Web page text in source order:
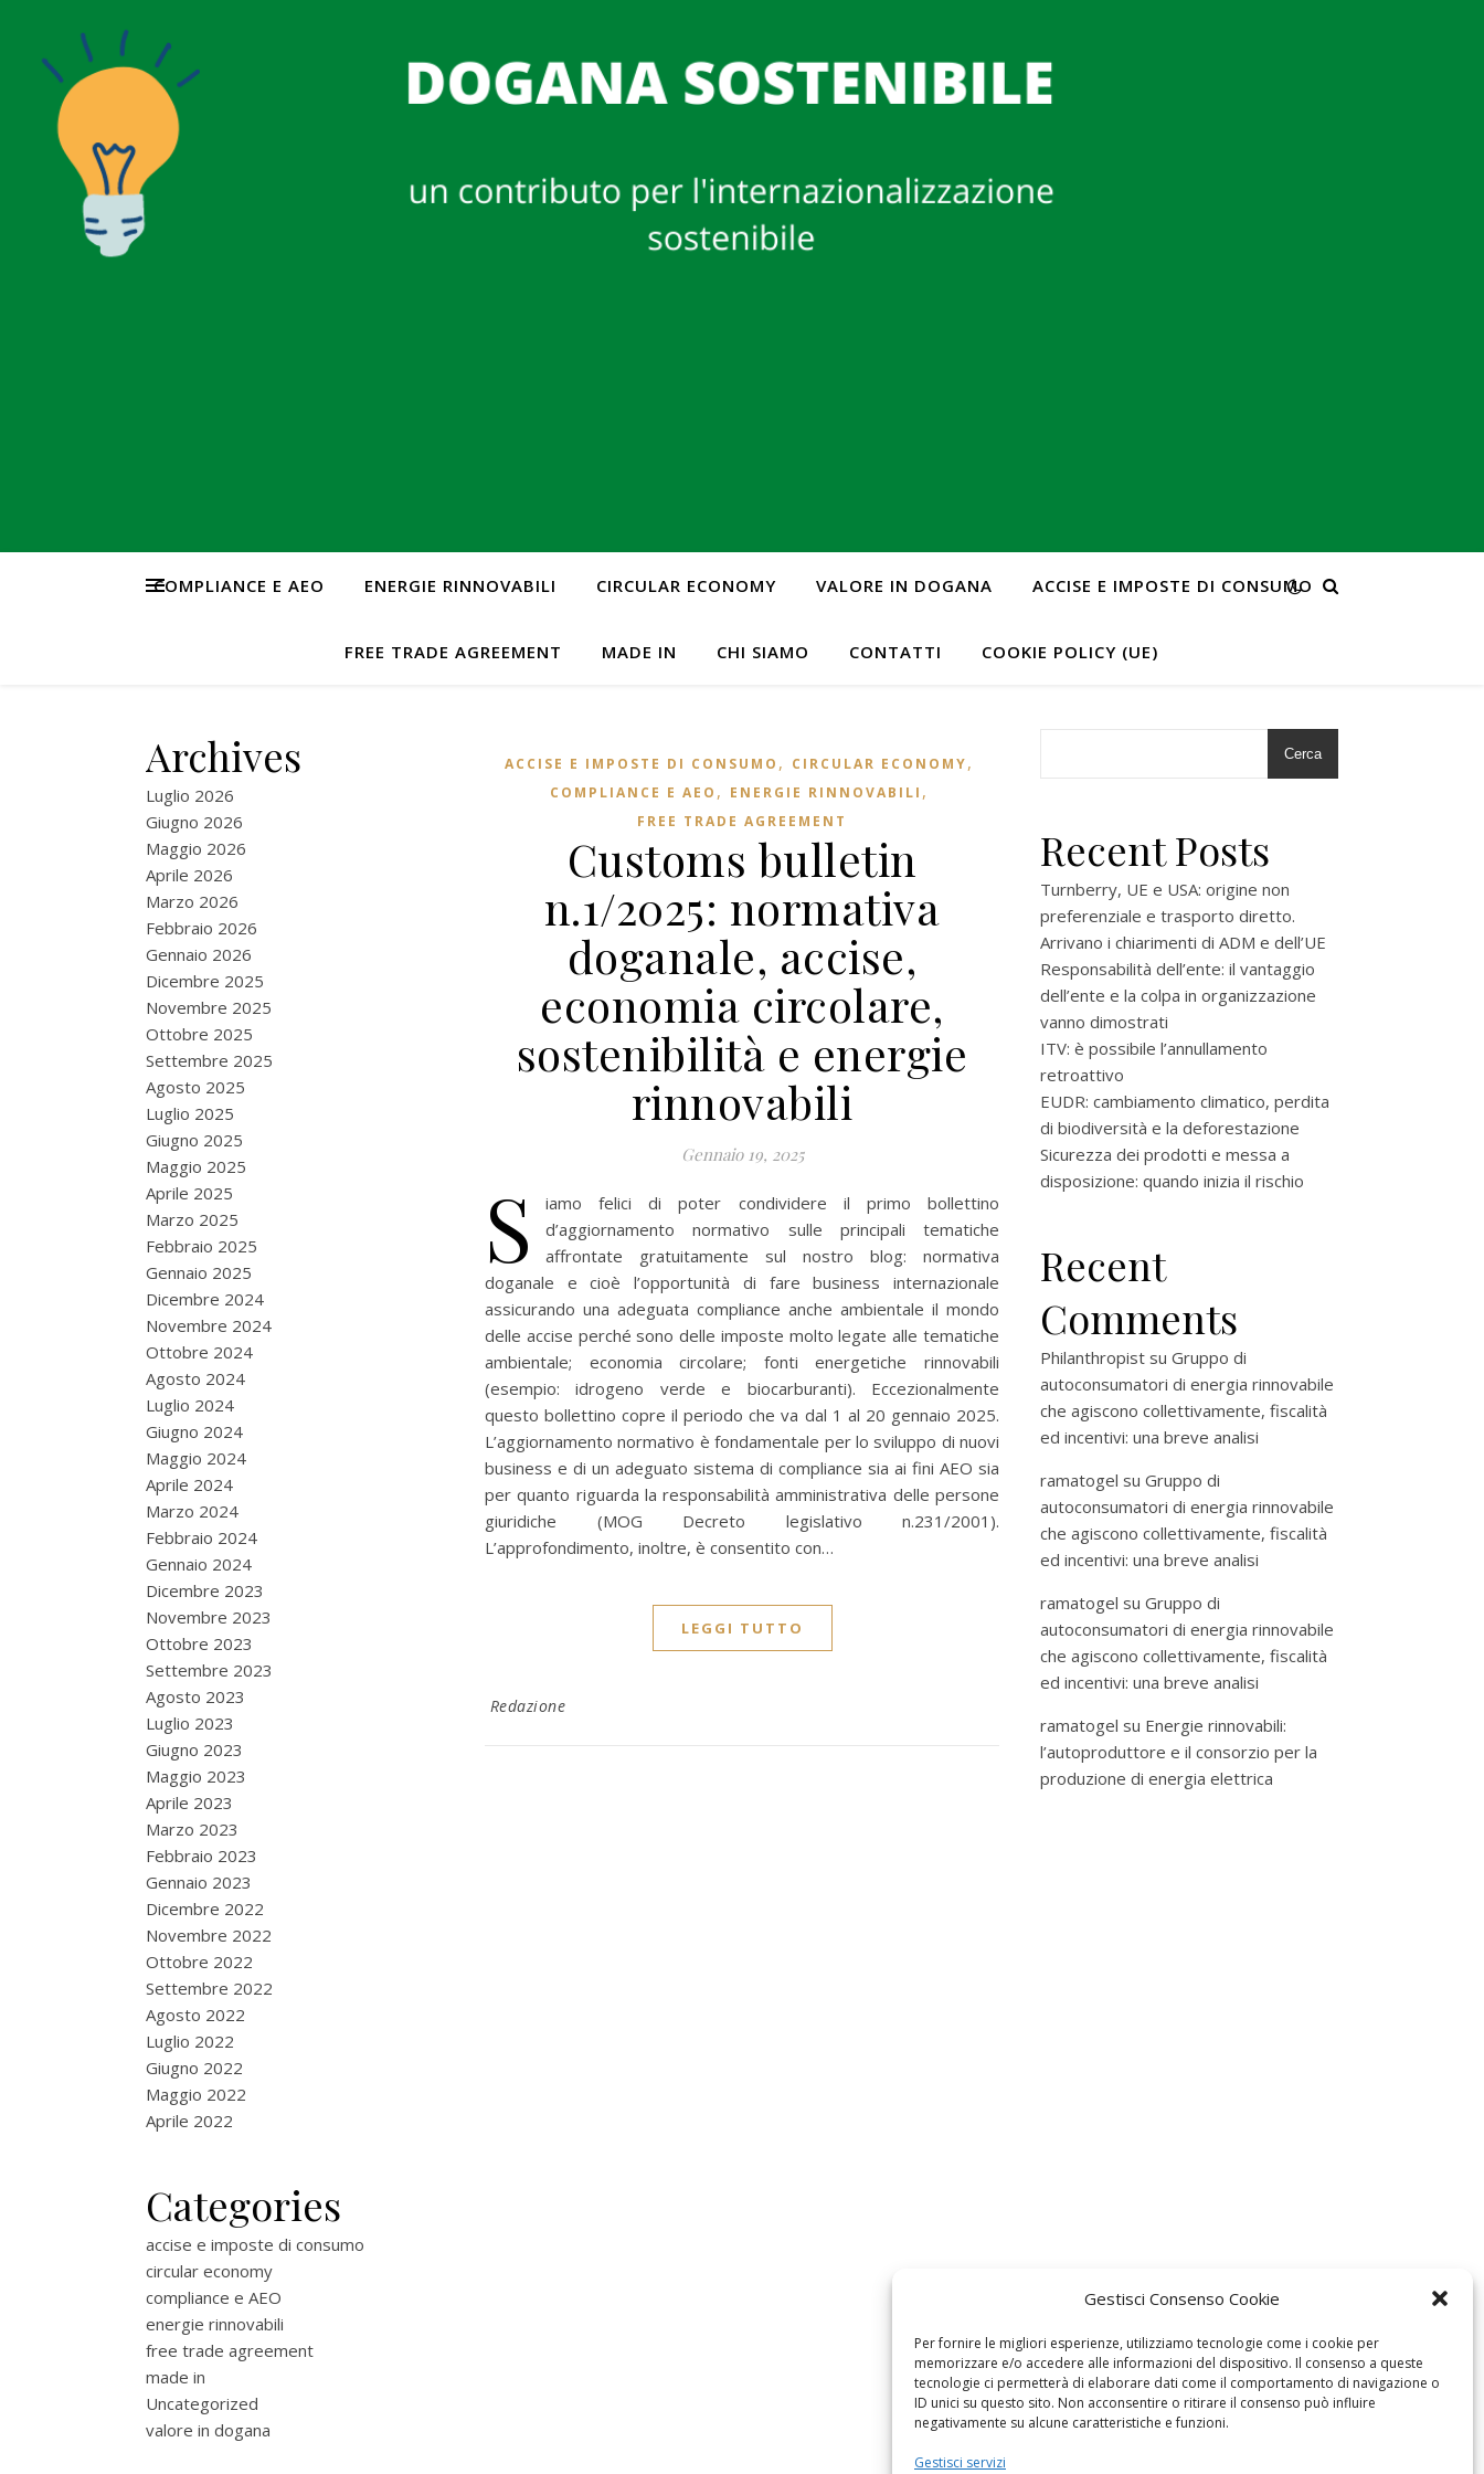
Gestisci Consenso Cookie
Per fornire le migliori esperienze, utilizziamo tecnologie come i cookie per
memorizzare e/o accedere alle informazioni del dispositivo. Il consenso a queste
tecnologie ci permetterà di elaborare dati come il comportamento di navigazione o
ID unici su questo sito. Non acconsentire o ritirare il consenso può influire
negativamente su alcune caratteristiche e funzioni.
Gestisci servizi
COMPLIANCE E AEO ENERGIE RINNOVABILI CIRCULAR ECONOMY VALORE IN DOGANA ACCISE E IMPOSTE DI CONSUMO
FREE TRADE AGREEMENT MADE IN CHI SIAMO CONTATTI COOKIE POLICY (UE)
Archives
Luglio 2026
Giugno 2026
Maggio 2026
Aprile 2026
Marzo 2026
Febbraio 2026
Gennaio 2026
Dicembre 2025
Novembre 2025
Ottobre 2025
Settembre 2025
Agosto 2025
Luglio 2025
Giugno 2025
Maggio 2025
Aprile 2025
Marzo 2025
Febbraio 2025
Gennaio 2025
Dicembre 2024
Novembre 2024
Ottobre 2024
Agosto 2024
Luglio 2024
Giugno 2024
Maggio 2024
Aprile 2024
Marzo 2024
Febbraio 2024
Gennaio 2024
Dicembre 2023
Novembre 2023
Ottobre 2023
Settembre 2023
Agosto 2023
Luglio 2023
Giugno 2023
Maggio 2023
Aprile 2023
Marzo 2023
Febbraio 2023
Gennaio 2023
Dicembre 2022
Novembre 2022
Ottobre 2022
Settembre 2022
Agosto 2022
Luglio 2022
Giugno 2022
Maggio 2022
Aprile 2022
Categories
accise e imposte di consumo
circular economy
compliance e AEO
energie rinnovabili
free trade agreement
made in
Uncategorized
valore in dogana
ACCISE E IMPOSTE DI CONSUMO , CIRCULAR ECONOMY,
COMPLIANCE E AEO , ENERGIE RINNOVABILI ,
FREE TRADE AGREEMENT
Customs bulletin
n.1/2025: normativa
doganale, accise,
economia circolare,
sostenibilità e energie
rinnovabili
Gennaio 19, 2025
S
iamo felici di poter condividere il primo bollettino
d’aggiornamento normativo sulle principali tematiche
affrontate gratuitamente sul nostro blog: normativa
doganale e cioè l’opportunità di fare business internazionale
assicurando una adeguata compliance anche ambientale il mondo
delle accise perché sono delle imposte molto legate alle tematiche
ambientale; economia circolare; fonti energetiche rinnovabili
(esempio: idrogeno verde e biocarburanti). Eccezionalmente
questo bollettino copre il periodo che va dal 1 al 20 gennaio 2025.
L’aggiornamento normativo è fondamentale per lo sviluppo di nuovi
business e di un adeguato sistema di compliance sia ai fini AEO sia
per quanto riguarda la responsabilità amministrativa delle persone
giuridiche (MOG Decreto legislativo n.231/2001).
L’approfondimento, inoltre, è consentito con…
LEGGI TUTTO
Redazione
Cerca
Recent Posts
Turnberry, UE e USA: origine non
preferenziale e trasporto diretto.
Arrivano i chiarimenti di ADM e dell’UE
Responsabilità dell’ente: il vantaggio
dell’ente e la colpa in organizzazione
vanno dimostrati
ITV: è possibile l’annullamento
retroattivo
EUDR: cambiamento climatico, perdita
di biodiversità e la deforestazione
Sicurezza dei prodotti e messa a
disposizione: quando inizia il rischio
Recent
Comments
Philanthropist su Gruppo di
autoconsumatori di energia rinnovabile
che agiscono collettivamente, fiscalità
ed incentivi: una breve analisi
ramatogel su Gruppo di
autoconsumatori di energia rinnovabile
che agiscono collettivamente, fiscalità
ed incentivi: una breve analisi
ramatogel su Gruppo di
autoconsumatori di energia rinnovabile
che agiscono collettivamente, fiscalità
ed incentivi: una breve analisi
ramatogel su Energie rinnovabili:
l’autoproduttore e il consorzio per la
produzione di energia elettrica